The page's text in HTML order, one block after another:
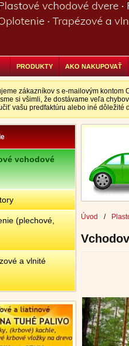
PRODUKTY AKO NAKUPOVAŤ
zákazníkov s e-mailovým
si všimli, že dostávame veľa
vašu predfaktúru alebo iné dôležité
vchodové
(plechové,
a vlnité
Úvod /